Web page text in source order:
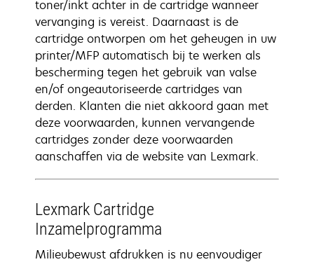
toner/inkt achter in de cartridge wanneer
vervanging is vereist. Daarnaast is de
cartridge ontworpen om het geheugen in uw
printer/MFP automatisch bij te werken als
bescherming tegen het gebruik van valse
en/of ongeautoriseerde cartridges van
derden. Klanten die niet akkoord gaan met
deze voorwaarden, kunnen vervangende
cartridges zonder deze voorwaarden
aanschaffen via de website van Lexmark.
Lexmark Cartridge
Inzamelprogramma
Milieubewust afdrukken is nu eenvoudiger